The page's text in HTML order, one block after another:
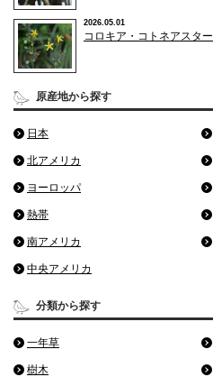
2026.05.01
コロキア・コトネアスター
原産地から探す
日本
北アメリカ
ヨーロッパ
熱帯
南アメリカ
中央アメリカ
分類から探す
一年草
樹木